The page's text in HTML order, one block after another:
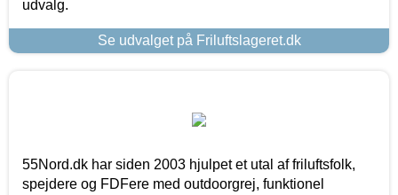
udvalg.
Se udvalget på Friluftslageret.dk
55Nord.dk har siden 2003 hjulpet et utal af friluftsfolk,
spejdere og FDFere med outdoorgrej, funktionel